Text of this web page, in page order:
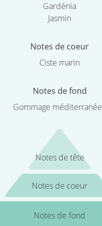
Gardénia
Jasmin
Notes de coeur
Ciste marin
Notes de fond
Gommage
Notes de tête
Notes de coeur
Notes de fond